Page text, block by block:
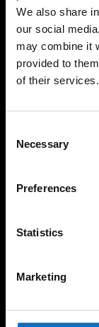
We also share
our social
may combine it
provided to
of their services.
Selection
Necessary
Preferences
Statistics
Marketing
Experiência
do
Soluções